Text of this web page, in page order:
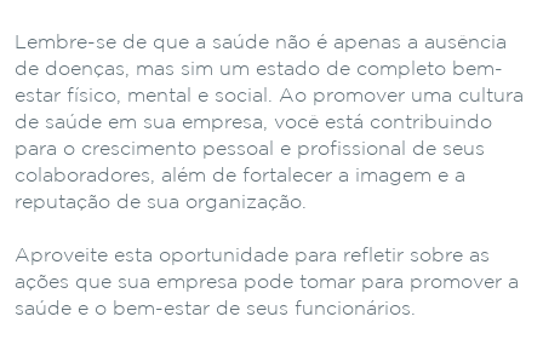
Lembre-se de que a saúde não é apenas a ausência
de doenças, mas sim um estado de completo bem-
estar físico, mental e social. Ao promover uma cultura
de saúde em sua empresa, você está contribuindo
para o crescimento pessoal e profissional de seus
colaboradores, além de fortalecer a imagem e a
reputação de sua organização.
Aproveite esta oportunidade para refletir sobre as
ações que sua empresa pode tomar para promover a
saúde e o bem-estar de seus funcionários.